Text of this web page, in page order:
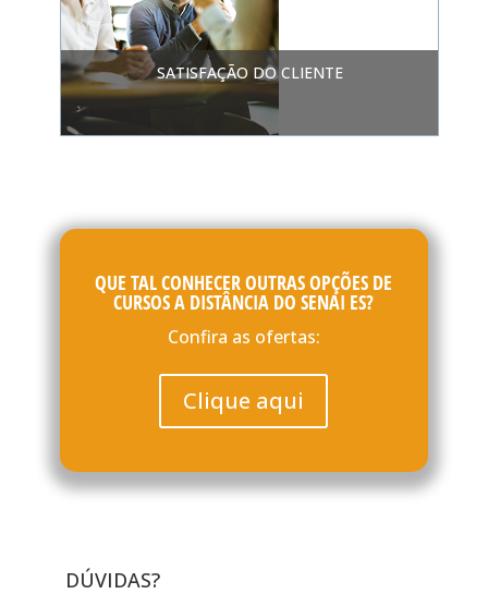
SATISFAÇÃO DO CLIENTE
QUE TAL CONHECER OUTRAS OPÇÕES DE
CURSOS A DISTÂNCIA DO SENAI ES?
Confira as ofertas:
Clique aqui
DÚVIDAS?